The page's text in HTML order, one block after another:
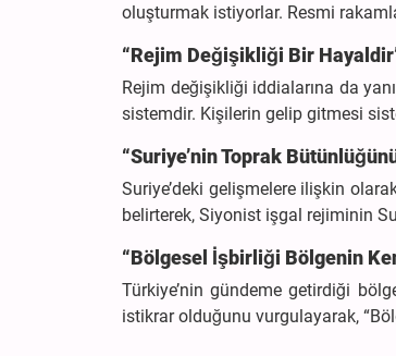
oluşturmak istiyorlar. Resmi
“Rejim Değişikliği Bir
Rejim değişikliği iddialarına da
sistemdir. Kişilerin gelip gitmesi
“Suriye’nin Toprak
Suriye’deki gelişmelere ilişkin
belirterek, Siyonist işgal rejiminin
“Bölgesel İşbirliği Bölgenin
Türkiye’nin gündeme getirdiği
istikrar olduğunu vurgulayarak,